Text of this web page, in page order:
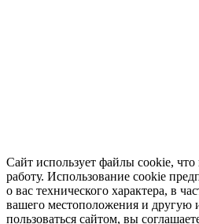
Сайт использует файлы cookie, что
работу. Использование cookie
о вас технического характера, в
вашего местоположения и
пользоваться сайтом, вы